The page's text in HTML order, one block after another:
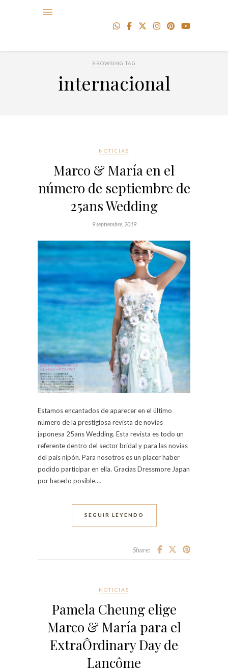
BROWSING TAG
internacional
NOTICIAS
Marco & María en el
número de septiembre de
25ans Wedding
9 septiembre, 2019
Estamos encantados de aparecer en el último
número de la prestigiosa revista de novias
japonesa 25ans Wedding. Esta revista es todo un
referente dentro del sector bridal y para las novias
del país nipón. Para nosotros es un placer haber
podido participar en ella. Gracias Dressmore Japan
por hacerlo posible.…
SEGUIR LEYENDO
Share:
NOTICIAS
Pamela Cheung elige
Marco & María para el
ExtraÔrdinary Day de
Lancôme